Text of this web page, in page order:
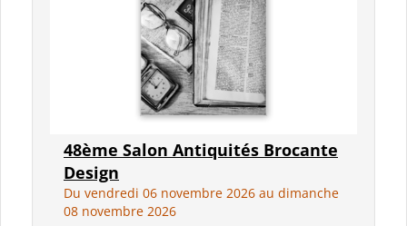
48ème Salon Antiquités Brocante
Design
Du vendredi 06 novembre 2026 au dimanche
08 novembre 2026